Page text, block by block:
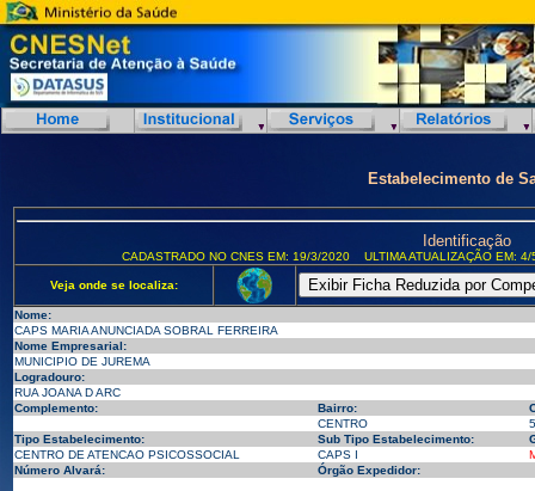
Estabelecimento de
Identificação
CADASTRADO NO CNES EM: 19/3/2020 ULTIMA ATUALIZAÇÃO EM:
Veja onde se localiza:
Nome:
CAPS MARIA ANUNCIADA SOBRAL FERREIRA
Nome Empresarial:
MUNICIPIO DE JUREMA
Logradouro:
RUA JOANA D ARC
Complemento:
Bairro:
CENTRO
Tipo Estabelecimento:
Sub Tipo Estabelecimento:
CENTRO DE ATENCAO PSICOSSOCIAL
CAPS I
Número Alvará:
Órgão Expedidor: